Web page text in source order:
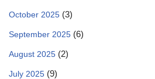
October 2025 (3)
September 2025 (6)
August 2025 (2)
July 2025 (9)